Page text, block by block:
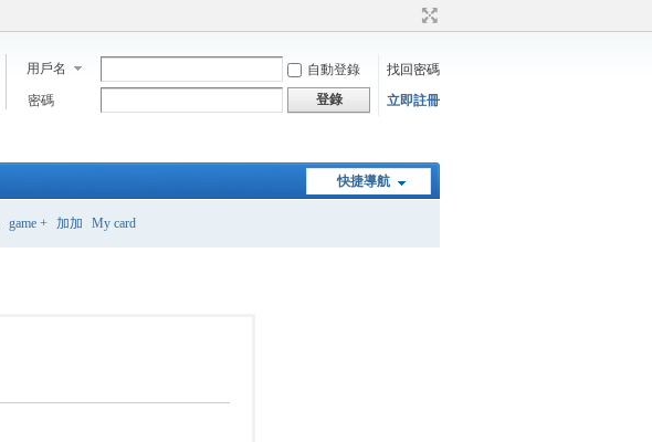
用戶名 自動登錄
找回密碼
密碼
登錄 立即註冊
快捷導航
game + 加加 My card